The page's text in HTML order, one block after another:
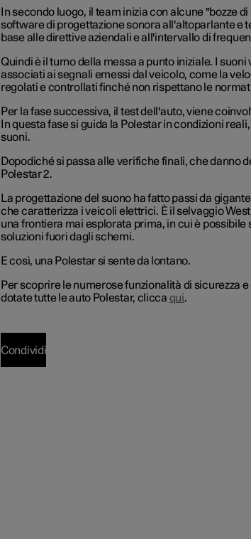
In secondo luogo, il team inizia con alcune "bozze
software di progettazione sonora all'altoparlante e
base alle direttive aziendali e all'intervallo di
Quindi è il turno della messa a punto iniziale. I
associati ai segnali emessi dal veicolo, come la
regolati e controllati finché non rispettano le
Per la fase successiva, il test dell'auto, viene
In questa fase si guida la Polestar in condizioni
suoni.
Dopodiché si passa alle verifiche finali, che danno
Polestar 2.
La progettazione del suono ha fatto passi da
che caratterizza i veicoli elettrici. È il selvaggio
una frontiera mai esplorata prima, in cui è
soluzioni fuori dagli schemi.
E così, una Polestar si sente da lontano.
Per scoprire le numerose funzionalità di sicurezza
dotate tutte le auto Polestar, clicca qui.
Condividi